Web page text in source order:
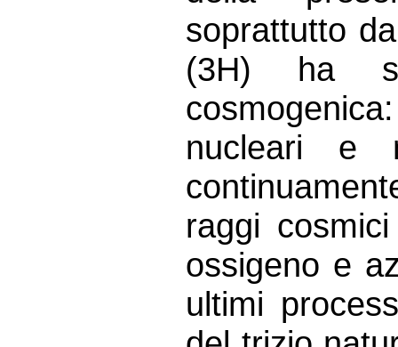
soprattutto
(3H) ha
nucleari e
raggi
ossigeno e
ultimi